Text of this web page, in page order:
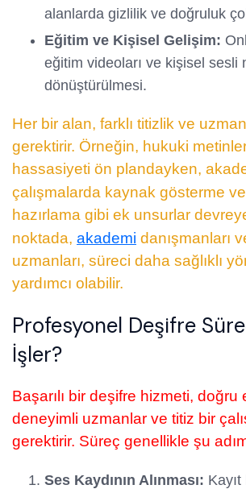
alanlarda gizlilik ve doğruluk
Eğitim ve Kişisel Gelişim:
eğitim videoları ve kişisel sesli
dönüştürülmesi.
Her bir alan, farklı titizlik ve
gerektirir. Örneğin, hukuki
hassasiyeti ön plandayken,
çalışmalarda kaynak gösterme ve
hazırlama gibi ek unsurlar
noktada, akademi danışmanları
uzmanları, süreci daha sağlıklı
yardımcı olabilir.
Profesyonel Deşifre
İşler?
Başarılı bir deşifre hizmeti, doğru
deneyimli uzmanlar ve titiz bir
gerektirir. Süreç genellikle şu
Ses Kaydının Alınması: